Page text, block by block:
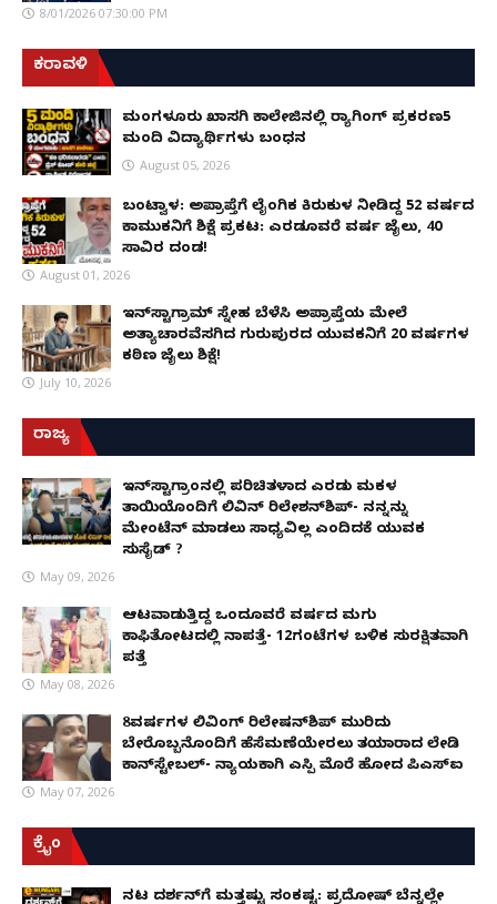
8/01/2026 07:30:00 PM
ಕರಾವಳಿ
ಮಂಗಳೂರು ಖಾಸಗಿ ಕಾಲೇಜಿನಲ್ಲಿ ರ‌್ಯಾಗಿಂಗ್ ಪ್ರಕರಣ5
ಮಂದಿ ವಿದ್ಯಾರ್ಥಿಗಳು ಬಂಧನ
August 05, 2026
ಬಂಟ್ವಾಳ: ಅಪ್ರಾಪ್ತೆಗೆ ಲೈಂಗಿಕ ಕಿರುಕುಳ ನೀಡಿದ್ದ 52 ವರ್ಷದ
ಕಾಮುಕನಿಗೆ ಶಿಕ್ಷೆ ಪ್ರಕಟ: ಎರಡೂವರೆ ವರ್ಷ ಜೈಲು, ₹40
ಸಾವಿರ ದಂಡ!
August 01, 2026
ಇನ್‌ಸ್ಟಾಗ್ರಾಮ್ ಸ್ನೇಹ ಬೆಳೆಸಿ ಅಪ್ರಾಪ್ತೆಯ ಮೇಲೆ
ಅತ್ಯಾಚಾರವೆಸಗಿದ ಗುರುಪುರದ ಯುವಕನಿಗೆ 20 ವರ್ಷಗಳ
ಕಠಿಣ ಜೈಲು ಶಿಕ್ಷೆ!
July 10, 2026
ರಾಜ್ಯ
ಇನ್​ಸ್ಟಾಗ್ರಾಂನಲ್ಲಿ ಪರಿಚಿತಳಾದ ಎರಡು ಮಕ್ಕಳ
ತಾಯಿಯೊಂದಿಗೆ ಲಿವಿನ್ ರಿಲೇಶನ್​ಶಿಪ್- ನನ್ನನ್ನು
ಮೇಂಟೆನ್ ಮಾಡಲು ಸಾಧ್ಯವಿಲ್ಲ ಎಂದಿದಕ್ಕೆ ಯುವಕ
ಸುಸೈಡ್ ?
May 09, 2026
ಆಟವಾಡುತ್ತಿದ್ದ ಒಂದೂವರೆ ವರ್ಷದ ಮಗು
ಕಾಫಿತೋಟದಲ್ಲಿ ನಾಪತ್ತೆ- 12ಗಂಟೆಗಳ ಬಳಿಕ ಸುರಕ್ಷಿತವಾಗಿ
ಪತ್ತೆ
May 08, 2026
8ವರ್ಷಗಳ ಲಿವಿಂಗ್‌ ರಿಲೇಷನ್‌ಶಿಪ್ ಮುರಿದು
ಬೇರೊಬ್ಬನೊಂದಿಗೆ ಹೆಸೆಮಣೆಯೇರಲು ತಯಾರಾದ ಲೇಡಿ
ಕಾನ್‌ಸ್ಟೇಬಲ್- ನ್ಯಾಯಕ್ಕಾಗಿ ಎಸ್ಪಿ ಮೊರೆ ಹೋದ ಪಿಎಸ್ಐ
May 07, 2026
ಕ್ರೈಂ
ನಟ ದರ್ಶನ್‌ಗೆ ಮತ್ತಷ್ಟು ಸಂಕಷ್ಟ: ಪ್ರದೋಷ್ ಬೆನ್ನಲ್ಲೇ